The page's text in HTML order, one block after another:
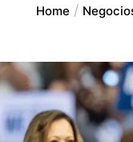
Home